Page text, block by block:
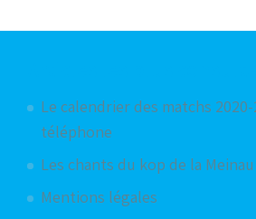
Le calendrier des matchs
téléphone
Les chants du kop de la Meinau
Mentions légales